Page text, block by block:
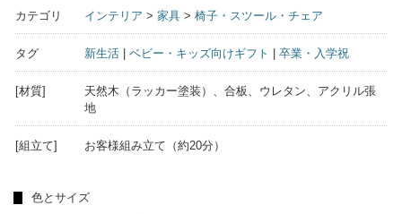
カテゴリ インテリア > 家具 > 椅子・スツール・チェア
タグ 新生活 ベビー・キッズ向けギフト 卒業・入学祝
[材質]
天然木（ラッカー塗装）、合板、ウレタン、アクリル張
地
[組立て] お客様組み立て（約20分）
色とサイズ